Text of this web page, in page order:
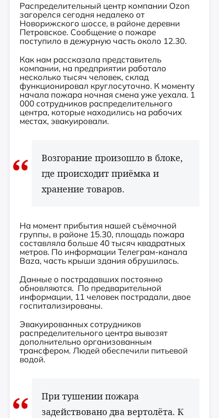
Распределительный центр компании Ozon
загорелся сегодня недалеко от
Новорижского шоссе, в районе деревни
Петровское. Сообщение о пожаре
поступило в дежурную часть около 12.30.
Как нам рассказала представитель
компании, на предприятии работало
несколько тысяч человек, склад
функционировал круглосуточно. К моменту
начала пожара ночная смена уже уехала. 1
000 сотрудников распределительного
центра, которые находились на рабочих
местах, эвакуировали.
Возгорание произошло в блоке,
где происходит приёмка и
хранение товаров.
На момент прибытия нашей съёмочной
группы, в районе 15.30, площадь пожара
составляла больше 40 тысяч квадратных
метров. По информации Телеграм-канала
Baza, часть крыши здания обрушилась.
Данные о пострадавших постоянно
обновляются. По предварительной
информации, 11 человек пострадали, двое
госпитализированы.
Эвакуированных сотрудников
распределительного центра вывозят
дополнительно организованным
трансфером. Людей обеспечили питьевой
водой.
При тушении пожара
задействовано два вертолёта. К